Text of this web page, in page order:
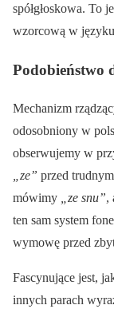
spółgłoskowa. To
wzorcową w
Podobieństwo
Mechanizm
odosobniony w
obserwujemy w
„ze” przed
mówimy
„ze snu”,
ten sam system
wymowę przed
Fascynujące jest,
innych parach